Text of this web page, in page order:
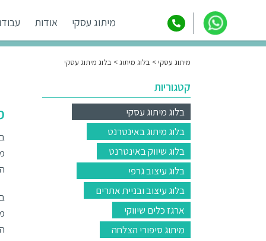
מיתוג עסקי אודות
מיתוג עסקי בלוג מיתוג בלוג מיתוג עסקי
קטגוריות
בלוג מיתוג עסקי
בלוג מיתוג באינטרנט
בלוג שיווק באינטרנט
בלוג עיצוב גרפי
בלוג עיצוב ובניית אתרים
ארגז כלים שיווקי
מיתוג סיפורי הצלחה